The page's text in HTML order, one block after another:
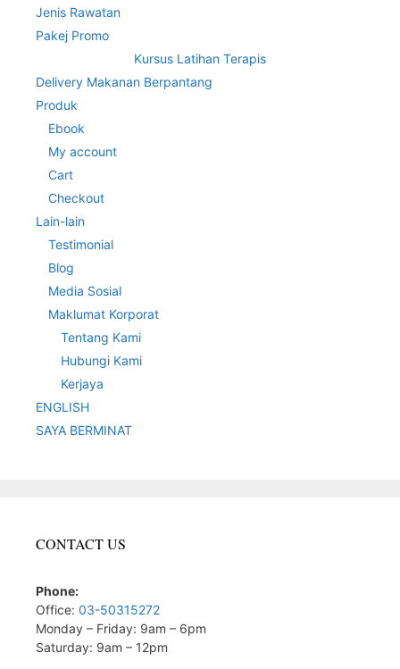
Jenis Rawatan
Pakej Promo
Kursus Latihan Terapis
Delivery Makanan Berpantang
Produk
Ebook
My account
Cart
Checkout
Lain-lain
Testimonial
Blog
Media Sosial
Maklumat Korporat
Tentang Kami
Hubungi Kami
Kerjaya
ENGLISH
SAYA BERMINAT
CONTACT US
Phone:
Office: 03-50315272
Monday – Friday: 9am – 6pm
Saturday: 9am – 12pm